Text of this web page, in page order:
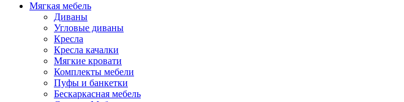
Мягкая мебель
Диваны
Угловые диваны
Кресла
Кресла качалки
Мягкие кровати
Комплекты мебели
Пуфы и банкетки
Бескаркасная мебель